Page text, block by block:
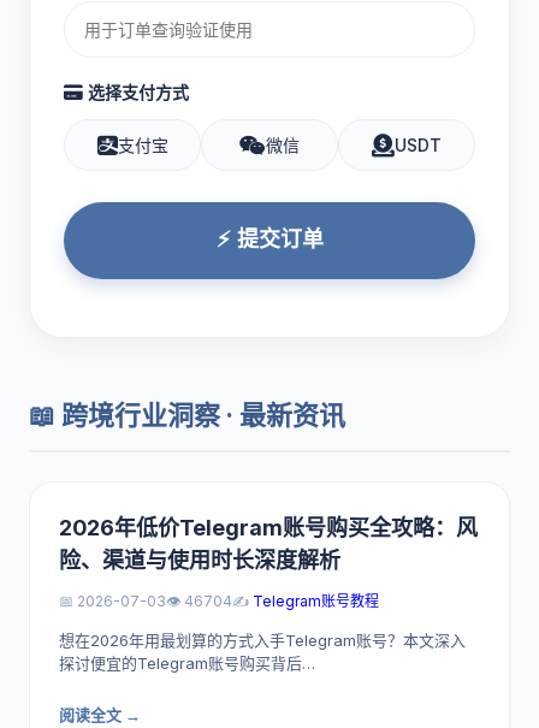
选择支付方式
支付宝 微信 USDT
⚡ 提交订单
📖 跨境行业洞察 · 最新资讯
2026年低价Telegram账号购买全攻略：风
险、渠道与使用时长深度解析
📅 2026-07-03👁️ 46704✍️ Telegram账号教程
想在2026年用最划算的方式入手Telegram账号？本文深入
探讨便宜的Telegram账号购买背后…
阅读全文 →